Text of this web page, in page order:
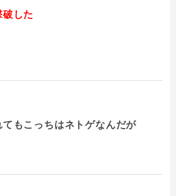
破した
もこっちはネトゲなんだが